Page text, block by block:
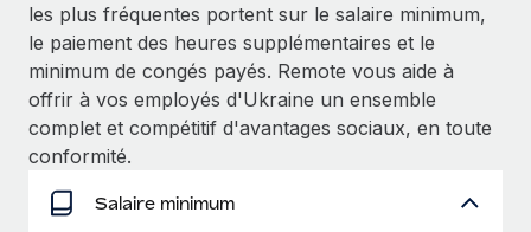
Remote Watchtower
Gardez un temps d’avance sur les risques en
matière de conformité
Gestion des appareils
Achetez et suivez vos équipements informatiques
dans le monde entier
BLOG
Paie multipays
EOR et PEO
Gestion des freelances
Taxes
les plus fréquentes portent sur le salaire minimum,
le paiement des heures supplémentaires et le
minimum de congés payés. Remote vous aide à
offrir à vos employés d'Ukraine un ensemble
complet et compétitif d'avantages sociaux, en toute
conformité.
Salaire minimum